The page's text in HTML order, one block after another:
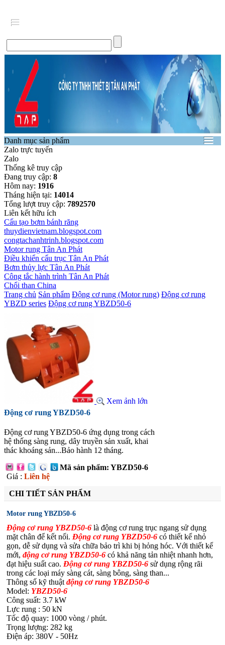
Danh mục sản phẩm
Zalo trực tuyến
Zalo
Thống kê truy cập
Đang truy cập: 8
Hôm nay: 1916
Tháng hiện tại: 14014
Tổng lượt truy cập: 7892570
Liên kết hữu ích
Cấu tạo bơm bánh răng
thuydienvietnam.blogspot.com
congtachanhtrinh.blogspot.com
Motor rung Tân An Phát
Điều khiển cẩu trục Tân An Phát
Bơm thủy lực Tân An Phát
Công tắc hành trình Tân An Phát
Chổi than China
Trang chủ Sản phẩm Động cơ rung (Motor rung) Động cơ rung
YBZD series Động cơ rung YBZD50-6
Xem ảnh lớn
Động cơ rung YBZD50-6
Động cơ rung YBZD50-6 ứng dụng trong cách
hệ thống sàng rung, dây truyền sản xuất, khai
thác khoáng sản...Bảo hành 12 tháng.
Mã sản phẩm: YBZD50-6
Giá : Liên hệ
CHI TIẾT SẢN PHẨM
Motor rung YBZD50-6
Động cơ rung YBZD50-6 là động cơ rung trục ngang sử dụng
mặt chân để kết nối. Động cơ rung YBZD50-6 có thiết kế nhỏ
gọn, dễ sử dụng và sửa chữa bảo trì khi bị hỏng hóc. Với thiết kế
mới, động cơ rung YBZD50-6 có khả năng tản nhiệt nhanh hơn,
đạt hiệu suất cao. Động cơ rung YBZD50-6 sử dụng rộng rãi
trong các loại máy sàng cát, sàng bông, sàng than...
Thông số kỹ thuật động cơ rung YBZD50-6
Model: YBZD50-6
Công suất: 3.7 kW
Lực rung : 50 kN
Tốc độ quay: 1000 vòng / phút.
Trọng lượng: 282 kg
Điện áp: 380V - 50Hz